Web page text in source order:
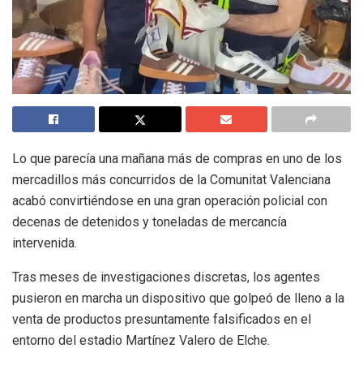
Lo que parecía una mañana más de compras en uno de los
mercadillos más concurridos de la Comunitat Valenciana
acabó convirtiéndose en una gran operación policial con
decenas de detenidos y toneladas de mercancía
intervenida.
Tras meses de investigaciones discretas, los agentes
pusieron en marcha un dispositivo que golpeó de lleno a la
venta de productos presuntamente falsificados en el
entorno del estadio Martínez Valero de Elche.